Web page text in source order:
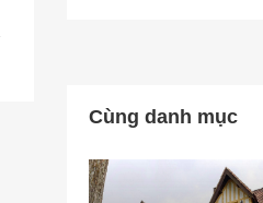
Cùng danh mục